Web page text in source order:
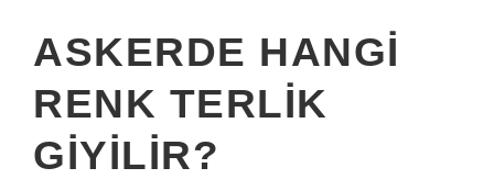
ASKERDE HANGI
RENK TERLIK
GIYILIR?